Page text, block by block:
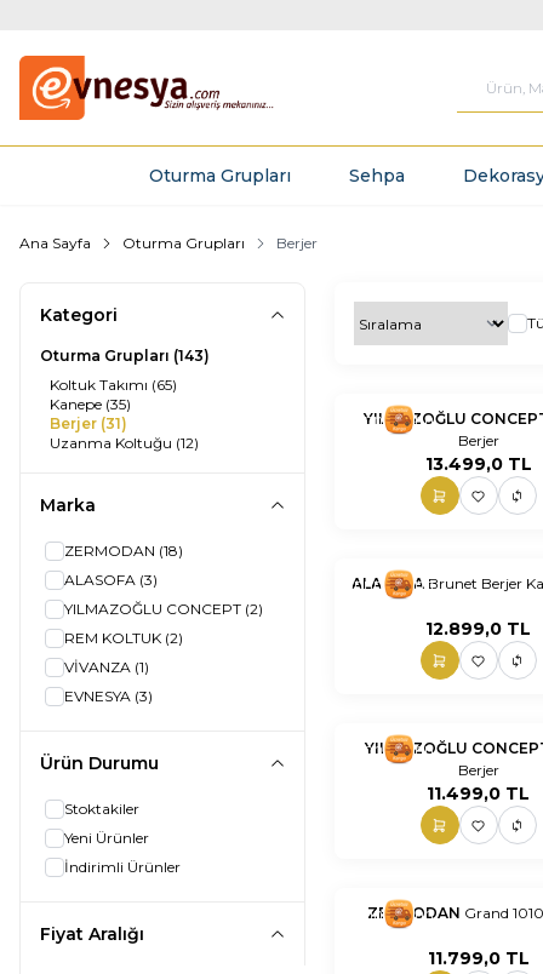
Oturma Grupları Sehpa
Ana Sayfa Oturma Grupları Berjer
Kategori
Oturma Grupları (143)
Koltuk Takımı (65)
Kanepe (35)
Berjer (31)
Uzanma Koltuğu (12)
Marka
ZERMODAN (18)
ALASOFA (3)
YILMAZOĞLU CONCEPT (2)
REM KOLTUK (2)
VİVANZA (1)
EVNESYA (3)
Ürün Durumu
Stoktakiler
Yeni Ürünler
İndirimli Ürünler
Fiyat Aralığı
nnnnn nn
YILMAZOĞLU
Berjer
13.499,0TL
nnnnn nn
ALASOFA Brunet Berjer
12.899,0 TL
nnnnn nn
YILMAZOĞLU
Berjer
11.499,0 TL
nnnnn nn
ZERMODAN Grand
11.799,0TL